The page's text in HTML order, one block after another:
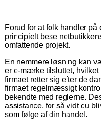
Forud for at folk handler
principielt bese
omfattende projekt.
En nemmere løsning kan
er e-mærke tilsluttet, hvilket
firmaet retter sig efter de
firmaet regelmæssigt
bekendte med reglerne.
assistance, for så vidt du
som følge af din handel.